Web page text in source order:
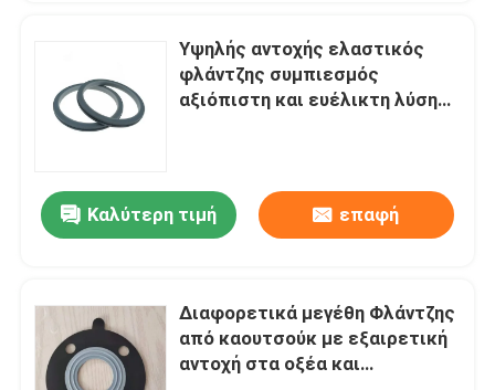
Ειδήσεις
Ζητήστε μια προσφορά
Λαστιχένιες σφραγίδες διαφραγμάτων
Λαστιχένιο διάφραγμα βαλβίδων
Υψηλής αντοχής ελαστικός
φλάντζης συμπιεσμός
αξιόπιστη και ευέλικτη λύση
Καλύτερη τιμή επαφή
Διαφορετικά μεγέθη Φλάντζης
από καουτσούκ με εξαιρετική
αντοχή στα οξέα και